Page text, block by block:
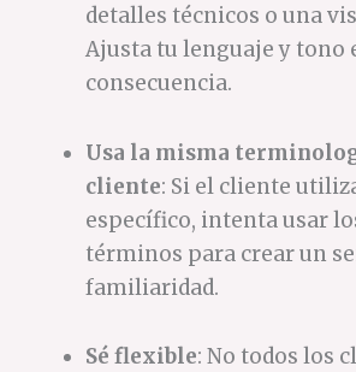
detalles técnicos o una
Ajusta tu lenguaje y tono
consecuencia.
Usa la misma
cliente: Si el cliente
específico, intenta usar
términos para crear un
familiaridad.
Sé flexible: No todos los